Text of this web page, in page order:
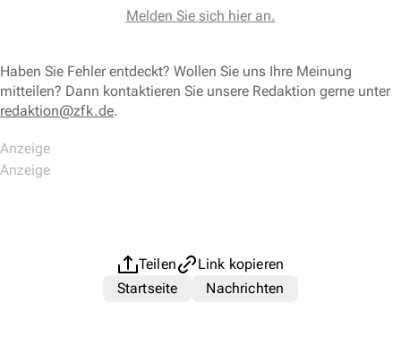
Melden Sie sich hier an.
Haben Sie Fehler entdeckt? Wollen Sie uns Ihre Meinung
mitteilen? Dann kontaktieren Sie unsere Redaktion gerne unter
redaktion@zfk.de.
Teilen
Link kopieren
Startseite
Nachrichten